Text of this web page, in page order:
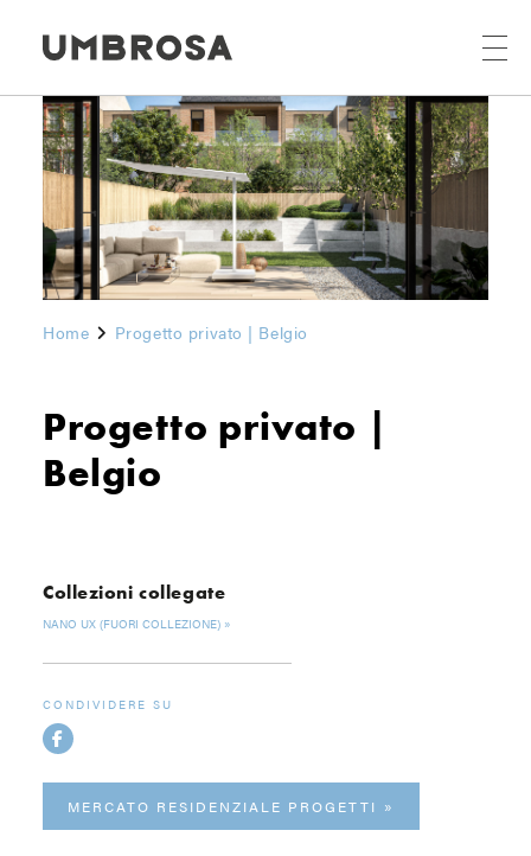
Home Progetto privato | Belgio
Progetto privato |
Belgio
Collezioni collegate
NANO UX (FUORI COLLEZIONE)
CONDIVIDERE SU
MERCATO RESIDENZIALE PROGETTI